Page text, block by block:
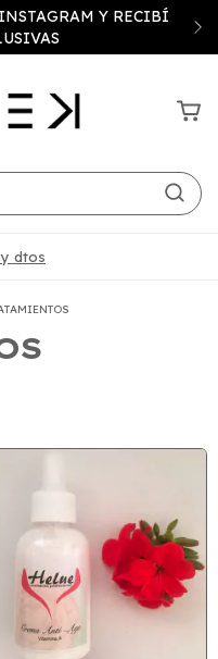
Y RECIBÍ
dtos